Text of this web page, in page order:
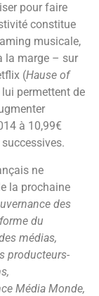
pour faire
constitue
musicale,
la marge – sur
(Hause of
permettent de
à 10,99€
ne
la prochaine
des
du
médias,
producteurs-
Média Monde,